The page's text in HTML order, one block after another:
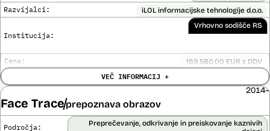
Razvijalci: iLOL informacijske tehnologije d.o.o.
Institucija:
Vrhovno sodišče RS
Cena: 169.580,00 EUR z DDV
licence:
opravljena:
Analiza učinka na osebne podatke opravljena: Ne
VEČ INFORMACIJ +
Face Traceprepoznava obrazov
2014–
Področja:
Preprečevanje, odkrivanje in preiskovanje kaznivih